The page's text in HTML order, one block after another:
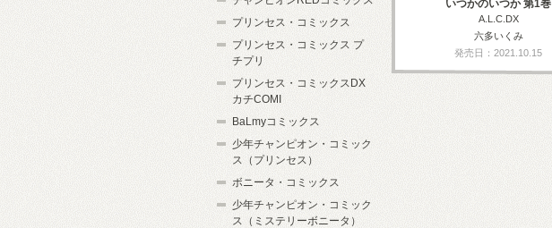
いつかのいつか 第1巻
A.L.C.DX
六多いくみ
発売日：2021.10.15
プリンセス・コミックス
プリンセス・コミックス プ
チプリ
プリンセス・コミックスDX
カチCOMI
BaLmyコミックス
少年チャンピオン・コミック
ス（プリンセス）
ボニータ・コミックス
少年チャンピオン・コミック
ス（ミステリーボニータ）